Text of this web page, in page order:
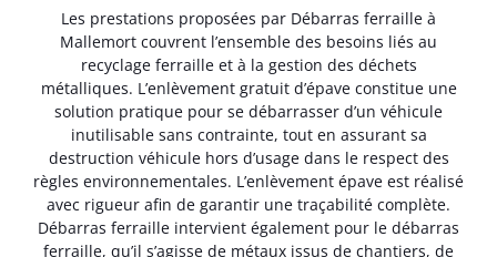
Les prestations proposées par Débarras ferraille à
Mallemort couvrent l’ensemble des besoins liés au
recyclage ferraille et à la gestion des déchets
métalliques. L’enlèvement gratuit d’épave constitue une
solution pratique pour se débarrasser d’un véhicule
inutilisable sans contrainte, tout en assurant sa
destruction véhicule hors d’usage dans le respect des
règles environnementales. L’enlèvement épave est réalisé
avec rigueur afin de garantir une traçabilité complète.
Débarras ferraille intervient également pour le débarras
ferraille, qu’il s’agisse de métaux issus de chantiers, de